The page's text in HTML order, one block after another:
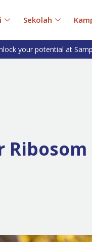
Sekolah
your potential at